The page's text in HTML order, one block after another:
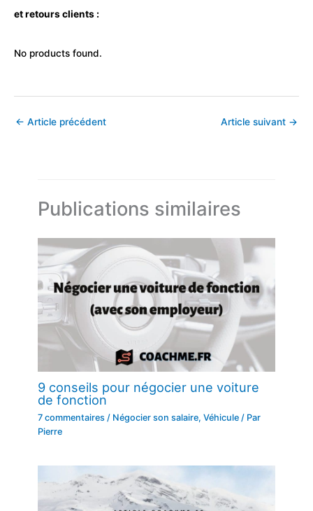
et retours clients :
No products found.
← Article précédent Article suivant →
Publications similaires
9 conseils pour négocier une voiture
de fonction
7 commentaires / Négocier son salaire,Véhicule / Par
Pierre